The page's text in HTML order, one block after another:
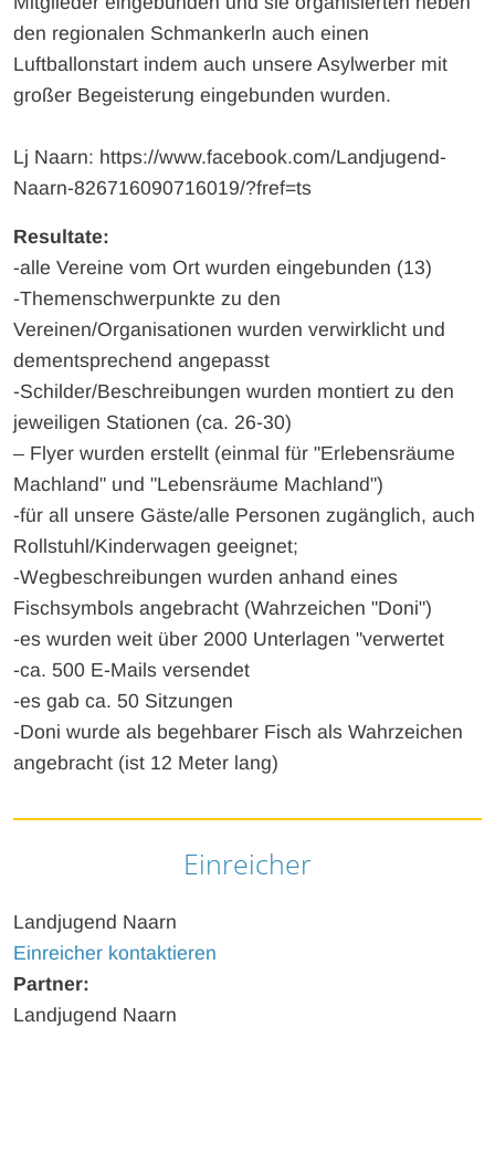
den regionalen Schmankerln auch einen
Luftballonstart indem auch unsere Asylwerber mit
großer Begeisterung eingebunden wurden.
Lj Naarn: https://www.facebook.com/Landjugend-
Naarn-826716090716019/?fref=ts
Resultate:
-alle Vereine vom Ort wurden eingebunden (13)
-Themenschwerpunkte zu den
Vereinen/Organisationen wurden verwirklicht und
dementsprechend angepasst
-Schilder/Beschreibungen wurden montiert zu den
jeweiligen Stationen (ca. 26-30)
– Flyer wurden erstellt (einmal für "Erlebensräume
Machland" und "Lebensräume Machland")
-für all unsere Gäste/alle Personen zugänglich, auch
Rollstuhl/Kinderwagen geeignet;
-Wegbeschreibungen wurden anhand eines
Fischsymbols angebracht (Wahrzeichen "Doni")
-es wurden weit über 2000 Unterlagen "verwertet
-ca. 500 E-Mails versendet
-es gab ca. 50 Sitzungen
-Doni wurde als begehbarer Fisch als Wahrzeichen
angebracht (ist 12 Meter lang)
Einreicher
Landjugend Naarn
Einreicher kontaktieren
Partner:
Landjugend Naarn